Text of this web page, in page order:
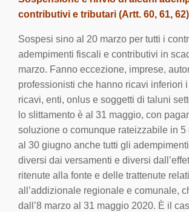
contributivi e tributari (Artt. 60, 61, 62)
Sospesi sino al 20 marzo per tutti i
adempimenti fiscali e contributivi in
marzo. Fanno eccezione, imprese,
professionisti che hanno ricavi inferiori
ricavi, enti, onlus e soggetti di taluni
lo slittamento è al 31 maggio, con
soluzione o comunque rateizzabile in 5
al 30 giugno anche tutti gli
diversi dai versamenti e diversi
ritenute alla fonte e delle trattenute
all’addizionale regionale e comunale,
dall’8 marzo al 31 maggio 2020. È il